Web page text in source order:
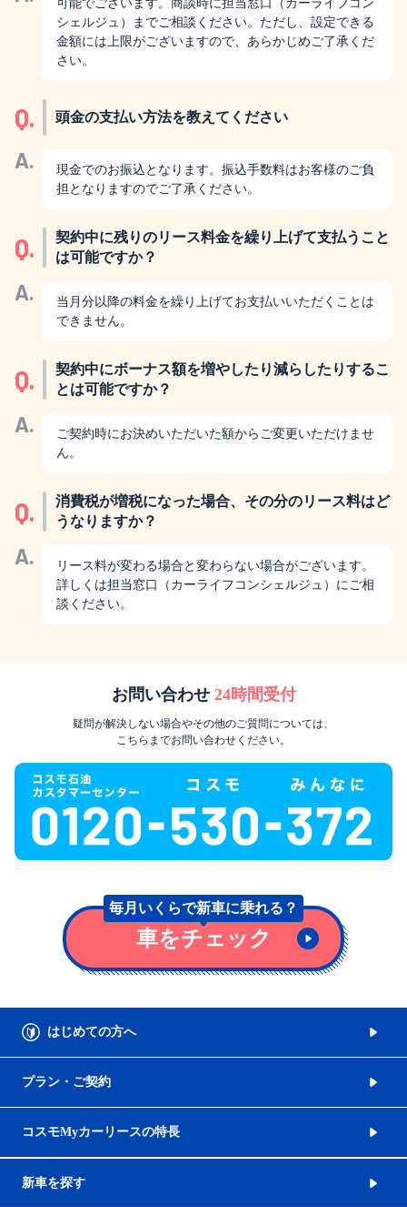
可能でございます。商談時に担当窓口（カーライフコン
シェルジュ）までご相談ください。ただし、設定できる
金額には上限がございますので、あらかじめご了承くだ
さい。
Q. 頭金の支払い方法を教えてください
A.
現金でのお振込となります。振込手数料はお客様のご負
担となりますのでご了承ください。
Q.
契約中に残りのリース料金を繰り上げて支払うこと
は可能ですか？
A.
当月分以降の料金を繰り上げてお支払いいただくことは
できません。
Q.
契約中にボーナス額を増やしたり減らしたりするこ
とは可能ですか？
A.
ご契約時にお決めいただいた額からご変更いただけませ
ん。
Q.
消費税が増税になった場合、その分のリース料はど
うなりますか？
A.
リース料が変わる場合と変わらない場合がございます。
詳しくは担当窓口（カーライフコンシェルジュ）にご相
談ください。
お問い合わせ 24時間受付
疑問が解決しない場合やその他のご質問については、
こちらまでお問い合わせください。
毎月いくらで新車に乗れる？
車をチェック
はじめての方へ
プラン・ご契約
コスモMyカーリースの特長
新車を探す